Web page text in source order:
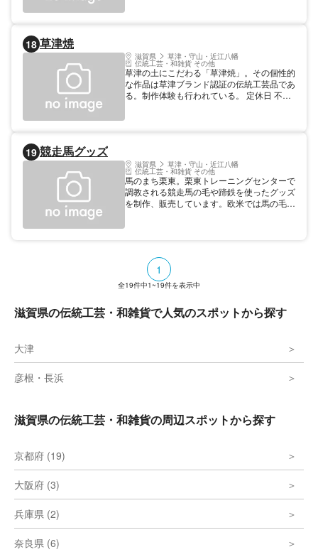
18 草津焼
滋賀県 草津・守山・近江八幡
伝統工芸・和雑貨 その他
草津の土にこだわる「草津焼」。その個性的
な作品は草津ブランド認証の伝統工芸品であ
る。制作体験も行われている。 定休日 不定
19 競走馬グッズ
滋賀県 草津・守山・近江八幡
伝統工芸・和雑貨 その他
馬のまち栗東。栗東トレーニングセンターで
調教される競走馬の毛や蹄鉄を使ったグッズ
を制作、販売しています。欧米では馬の毛は
など利用されています。市内の道の駅、手原
駅2階の栗東観光案内所などで販売していま
す。
1
全19件中1~19件を表示中
滋賀県の伝統工芸・和雑貨で人気のスポットから探す
大津
彦根・長浜
滋賀県の伝統工芸・和雑貨の周辺スポットから探す
京都府 (19)
大阪府 (3)
兵庫県 (2)
奈良県 (6)